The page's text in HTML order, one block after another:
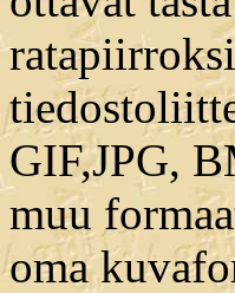
GIF,JPG,
muu
oma